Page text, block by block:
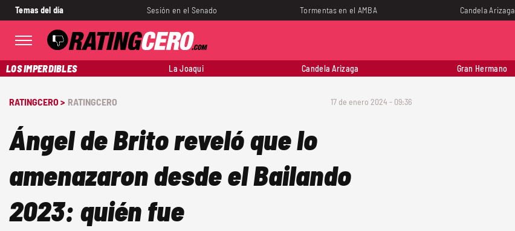
Temas del día Sesión en el Senado Tormentas en el AMBA Candela Arizaga
LOS IMPERDIBLES La Joaqui Candela Arizaga Gran Hermano
RATINGCERO > RATINGCERO 17 de enero 2024 - 09:36
Ángel de Brito reveló que lo
amenazaron desde el Bailando
2023: quién fue